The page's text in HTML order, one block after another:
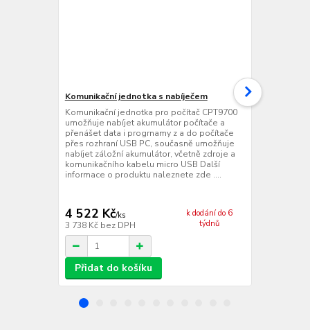
Komunikační jednotka s nabíječem
Komunikační jednotka pro počítač CPT9700
umožňuje nabíjet akumulátor počítače a
přenášet data i progrnamy z a do počítače
přes rozhraní USB PC, současně umožňuje
nabíjet záložní akumulátor, včetně zdroje a
komunikačního kabelu micro USB Další
informace o produktu naleznete zde ....
4 522 Kč/ks
3 738 Kč bez DPH
k dodání do 6
týdnů
Přidat do košíku